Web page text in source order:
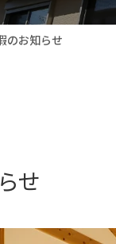
のお知らせ
せ